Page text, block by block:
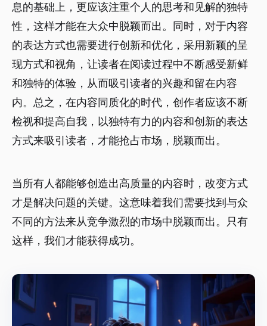
息的基础上，更应该注重个人的思考和见解的独特
性，这样才能在大众中脱颖而出。同时，对于内容
的表达方式也需要进行创新和优化，采用新颖的呈
现方式和视角，让读者在阅读过程中不断感受新鲜
和独特的体验，从而吸引读者的兴趣和留在内容
内。总之，在内容同质化的时代，创作者应该不断
检视和提高自我，以独特有力的内容和创新的表达
方式来吸引读者，才能抢占市场，脱颖而出。
当所有人都能够创造出高质量的内容时，改变方式
才是解决问题的关键。这意味着我们需要找到与众
不同的方法来从竞争激烈的市场中脱颖而出。只有
这样，我们才能获得成功。